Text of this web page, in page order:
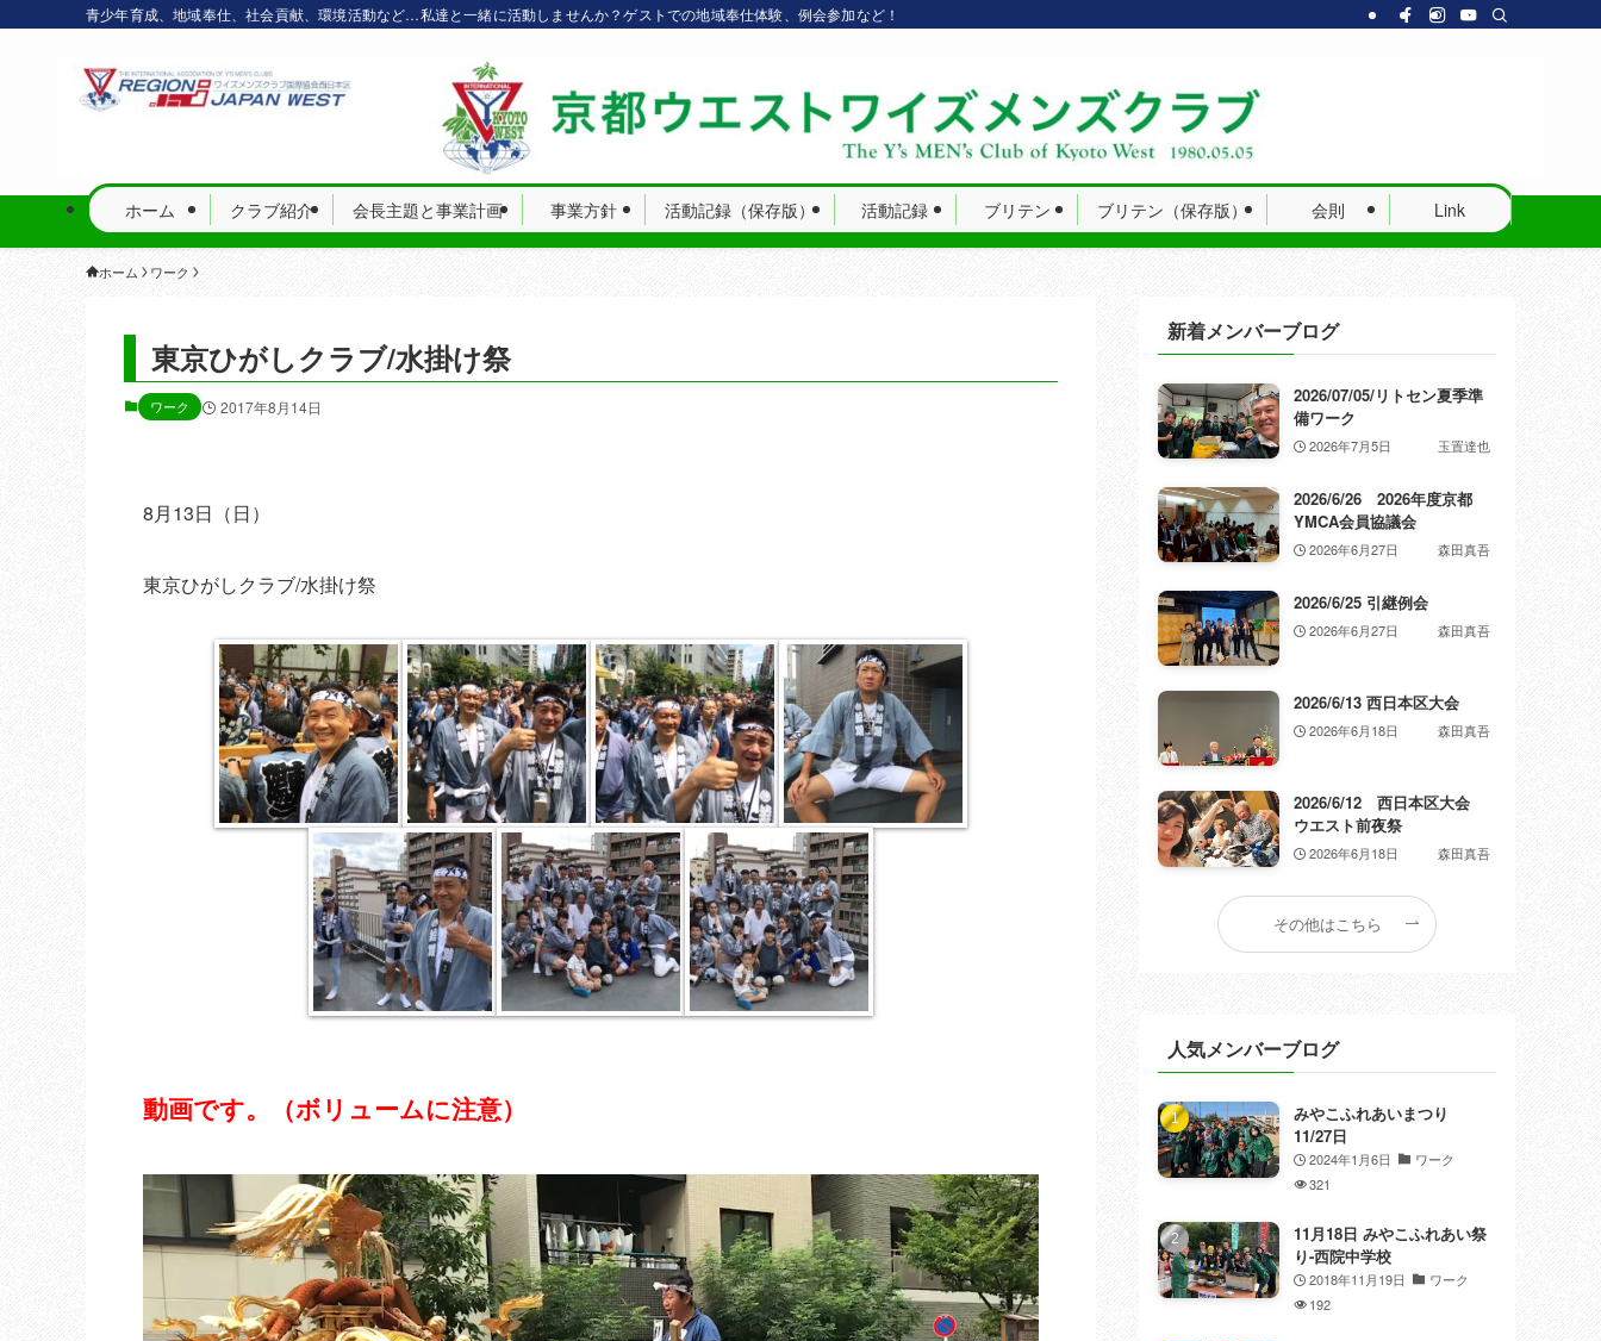
青少年育成、地域奉仕、社会貢献、環境活動など…私達と一緒に活動しませんか？ゲストでの地域奉仕体験、例会参加など！
ホーム クラブ紹介 会長主題と事業計画 事業方針 活動記録（保存版） 活動記録 ブリテン ブリテン（保存版） 会則 Link
ホーム ワーク
東京ひがしクラブ/水掛け祭
ワーク 2017年8月14日
8月13日（日）
東京ひがしクラブ/水掛け祭
動画です。（ボリュームに注意）
動
プ
レ
ー
新着メンバーブログ
2026/07/05/リトセン夏季準
備ワーク
2026年7月5日 玉置達也
2026/6/26 2026年度京都
YMCA会員協議会
2026年6月27日 森田真吾
2026/6/25 引継例会
2026年6月27日 森田真吾
2026/6/13 西日本区大会
2026年6月18日 森田真吾
2026/6/12 西日本区大会
ウエスト前夜祭
2026年6月18日 森田真吾
その他はこちら
人気メンバーブログ
みやこふれあいまつり
11/27日
2024年1月6日
ワーク
321
11月18日 みやこふれあい祭
り-西院中学校
2018年11月19日
ワーク
192